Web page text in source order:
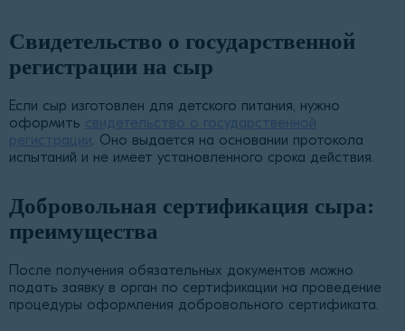
Свидетельство о государственной
регистрации на сыр
Если сыр изготовлен для детского питания, нужно
оформить свидетельство о государственной
регистрации . Оно выдается на основании протокола
испытаний и не имеет установленного срока действия.
Добровольная сертификация сыра:
преимущества
После получения обязательных документов можно
подать заявку в орган по сертификации на проведение
процедуры оформления добровольного сертификата.